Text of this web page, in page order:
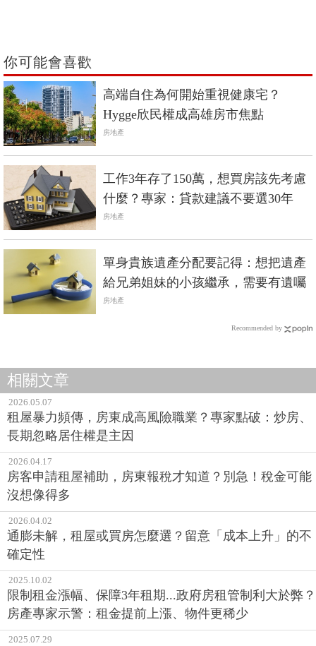
你可能會喜歡
高端自住為何開始重視健康宅？
Hygge欣民權成高雄房市焦點
房地產
工作3年存了150萬，想買房該先考慮
什麼？專家：貸款建議不要選30年
房地產
單身貴族遺產分配要記得：想把遺產
給兄弟姐妹的小孩繼承，需要有遺囑
房地產
Recommended by
相關文章
2026.05.07
租屋暴力頻傳，房東成高風險職業？專家點破：炒房、
長期忽略居住權是主因
2026.04.17
房客申請租屋補助，房東報稅才知道？別急！稅金可能
沒想像得多
2026.04.02
通膨未解，租屋或買房怎麼選？留意「成本上升」的不
確定性
2025.10.02
限制租金漲幅、保障3年租期...政府房租管制利大於弊？
房產專家示警：租金提前上漲、物件更稀少
2025.07.29